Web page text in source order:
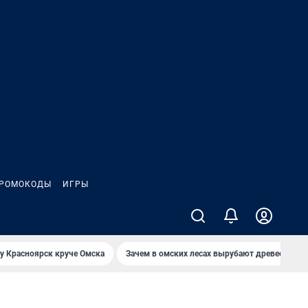
ИГРЫ
Красноярск круче Омска Зачем в омских лесах вырубают древесину